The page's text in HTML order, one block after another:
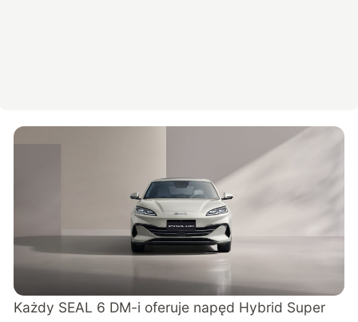
Każdy SEAL 6 DM-i oferuje napęd Hybrid Super